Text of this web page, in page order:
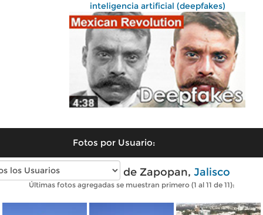
inteligencia artificial (deepfakes)
Fotos por Usuario:
Fotos modernas de Zapopan, Jalisco
Últimas fotos agregadas se muestran primero (1 al 11 de 11):